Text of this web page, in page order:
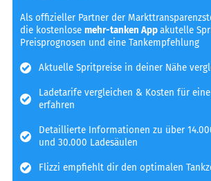
Als offizieller Partner der
die kostenlosemehr-tanken Appakutelle
Preisprognosen und eine Tankempfehlung
Aktuelle Spritpreise in deiner Nähe
Ladetarife vergleichen & Kosten für
erfahren
Detaillierte Informationen zu über
und 30.000 Ladesäulen
Flizzi empfiehlt dir den optimalen